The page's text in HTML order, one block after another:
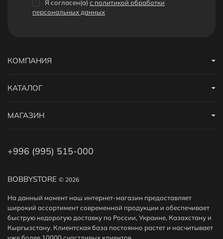
Я согласен(a) с политикой обработки
персональных данных
BOBBYSTORE © 2026
На данный момент наш интернет-магазин предоставляет
широкий ассортимент современной продукции и обеспечивает
быструю недорогую доставку по России, Украине, Казахстану и
Кыргызстану. Клиентская база постоянно растет и насчитывает
уже более 10000 счастливых клиентов.
КОМПАНИЯ
КАТАЛОГ
МАГАЗИН
+996 (995) 515-000